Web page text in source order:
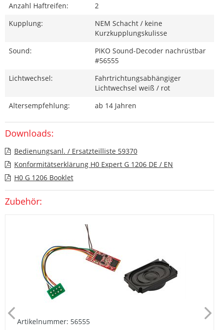
Anzahl Haftreifen:
2
Kupplung:
NEM Schacht / keine
Kurzkupplungskulisse
Sound:
PIKO Sound-Decoder nachrüstbar
#56555
Lichtwechsel:
Fahrtrichtungsabhängiger
Lichtwechsel weiß / rot
Altersempfehlung:
ab 14 Jahren
Downloads:
Bedienungsanl. / Ersatzteilliste 59370
Konformitätserklärung H0 Expert G 1206 DE / EN
H0 G 1206 Booklet
Zubehör:
Artikelnummer: 56555